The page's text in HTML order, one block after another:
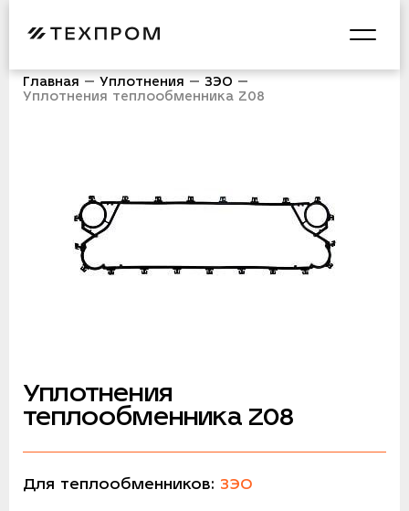
Главная Уплотнения
ЗЭО
Уплотнения теплообменника Z08
Уплотнения
теплообменника Z08
Для теплообменников: ЗЭО